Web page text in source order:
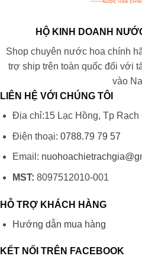
HỘ KINH DOANH
Shop chuyên nước hoa chính
trợ ship trên toàn quốc đối với
vào
LIÊN HỆ VỚI CHÚNG TÔI
Địa chỉ:15 Lạc Hồng, Tp Rạch
Điện thoại: 0788.79 79 57
Email:
MST: 8097512010-001
HỖ TRỢ KHÁCH HÀNG
Hướng dẫn mua hàng
KẾT NỐI TRÊN FACEBOOK